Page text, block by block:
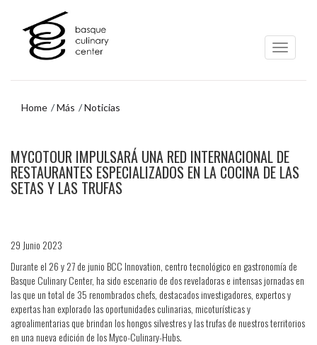
contenido
principal
navegación
Home Más Noticias
menú
navegación
MYCOTOUR IMPULSARÁ UNA RED INTERNACIONAL DE
RESTAURANTES ESPECIALIZADOS EN LA COCINA DE LAS
SETAS Y LAS TRUFAS
29 Junio 2023
Durante el 26 y 27 de junio BCC Innovation, centro tecnológico en gastronomía de
Basque Culinary Center, ha sido escenario de dos reveladoras e intensas jornadas en
las que un total de 35 renombrados chefs, destacados investigadores, expertos y
expertas han explorado las oportunidades culinarias, micoturísticas y
agroalimentarias que brindan los hongos silvestres y las trufas de nuestros territorios
en una nueva edición de los Myco-Culinary-Hubs.